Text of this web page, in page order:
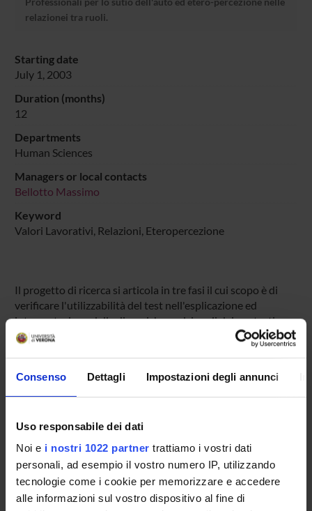
Consenso Dettagli Impostazioni degli annunci
Uso responsabile dei dati
Noi e i nostri 1022 partner trattiamo i vostri dati
personali, ad esempio il vostro numero IP, utilizzando
tecnologie come i cookie per memorizzare e accedere
alle informazioni sul vostro dispositivo al fine di
relazionei tra ruoli.
Starting date
July 1, 2003
Duration (months)
12
Departments
Human Sciences
Managers or local contacts
Bellotto Massimo
Keyword
Valori Lavorativi, Relazioni, Eteropercezione
Il progetto di ricerca si articola in tre fasi il cui scopo è di
verificare l'utilizzabilità del test nell'esplicazione ed
interpretazione delle dinamiche realzionali dei contesti
organizzativi.
SPONSORS:
Funds:assigned and managed by the department
PROJECT PARTICIPANTS